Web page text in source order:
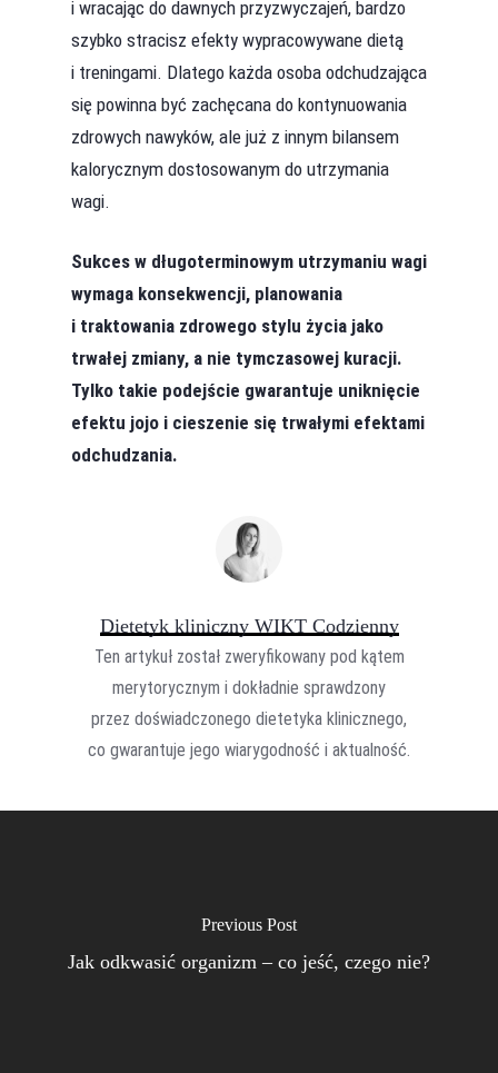
i wracając do dawnych przyzwyczajeń, bardzo
szybko stracisz efekty wypracowywane dietą
i treningami. Dlatego każda osoba odchudzająca
się powinna być zachęcana do kontynuowania
zdrowych nawyków, ale już z innym bilansem
kalorycznym dostosowanym do utrzymania
wagi.
Sukces w długoterminowym utrzymaniu wagi
wymaga konsekwencji, planowania
i traktowania zdrowego stylu życia jako
trwałej zmiany, a nie tymczasowej kuracji.
Tylko takie podejście gwarantuje uniknięcie
efektu jojo i cieszenie się trwałymi efektami
odchudzania.
Dietetyk kliniczny WIKT Codzienny
Ten artykuł został zweryfikowany pod kątem
merytorycznym i dokładnie sprawdzony
przez doświadczonego dietetyka klinicznego,
co gwarantuje jego wiarygodność i aktualność.
Previous Post
Jak odkwasić organizm – co jeść, czego nie?